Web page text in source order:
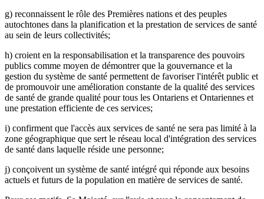
g) reconnaissent le rôle des Premières nations et des peuples
autochtones dans la planification et la prestation de services de santé
au sein de leurs collectivités;
h) croient en la responsabilisation et la transparence des pouvoirs
publics comme moyen de démontrer que la gouvernance et la
gestion du système de santé permettent de favoriser l'intérêt public et
de promouvoir une amélioration constante de la qualité des services
de santé de grande qualité pour tous les Ontariens et Ontariennes et
une prestation efficiente de ces services;
i) confirment que l'accès aux services de santé ne sera pas limité à la
zone géographique que sert le réseau local d'intégration des services
de santé dans laquelle réside une personne;
j) conçoivent un système de santé intégré qui réponde aux besoins
actuels et futurs de la population en matière de services de santé.